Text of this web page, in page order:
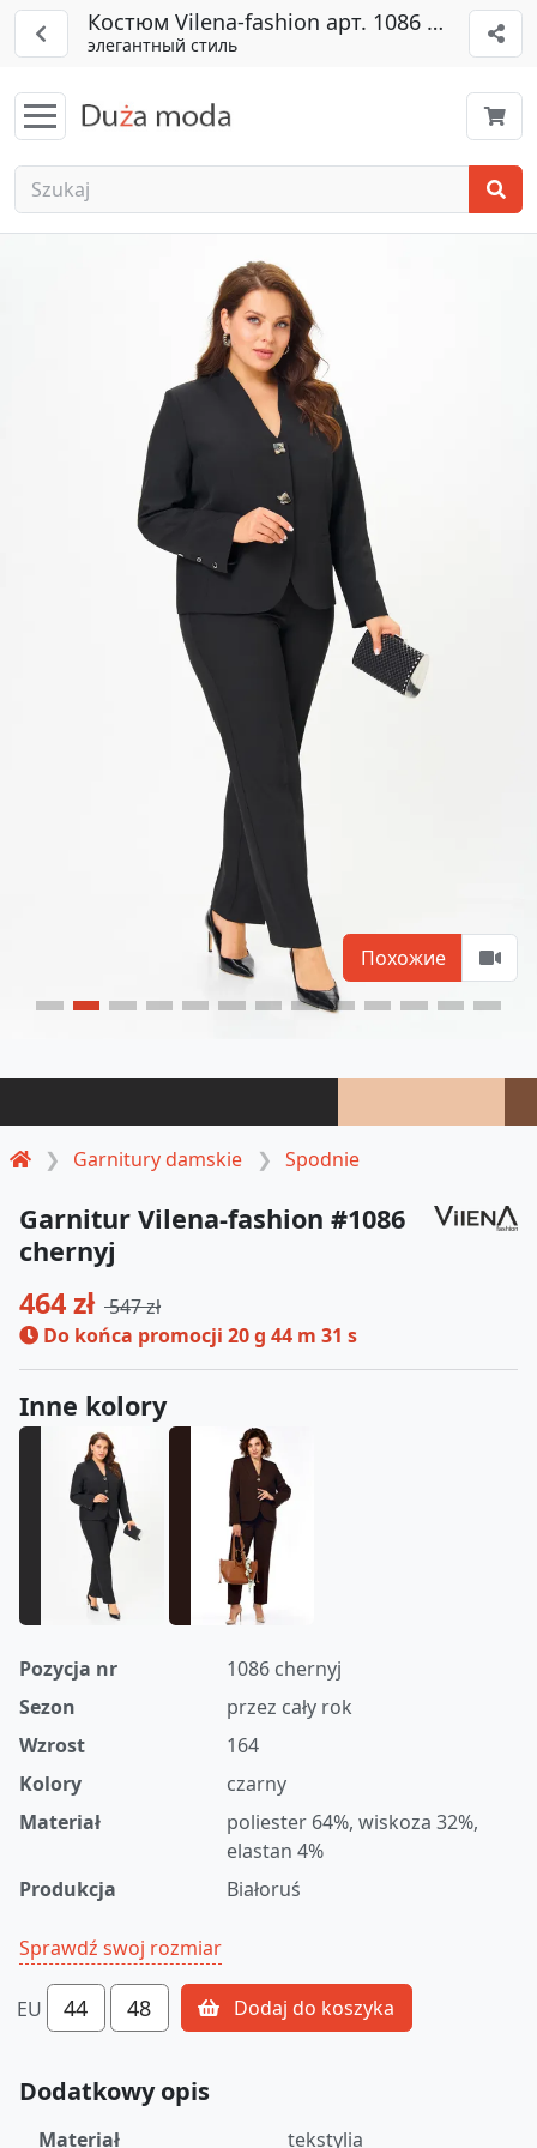
Костюм Vilena-fashion арт. 1086 черный
элегантный стиль
Garnitury damskie Spodnie
Похожие
Garnitur Vilena-fashion #1086
chernyj
464 zł 547 zł
Do końca promocji 20 g 44 m 30 s
Inne kolory
Pozycja nr
1086 chernyj
Sezon
przez cały rok
Wzrost
164
Kolory
czarny
Materiał
poliester 64%, wiskoza 32%,
elastan 4%
Produkcja
Białoruś
Sprawdź swoj rozmiar
EU 44 48 Dodaj do koszyka
Dodatkowy opis
Materiał tekstylia